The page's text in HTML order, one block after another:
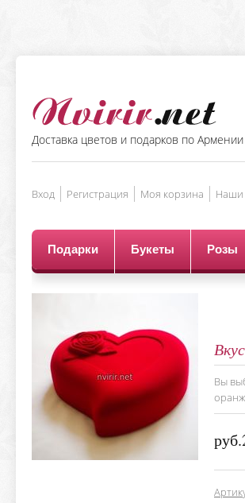
Доставка цветов и подарков по Армении
Вход Регистрация Моя корзина Наши
Подарки Букеты Розы
Вы